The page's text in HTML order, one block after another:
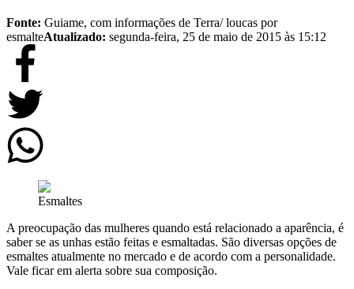
Fonte: Guiame, com informações de Terra/ loucas por
esmalteAtualizado: segunda-feira, 25 de maio de 2015 às 15:12
Esmaltes
A preocupação das mulheres quando está relacionado a aparência, é
saber se as unhas estão feitas e esmaltadas. São diversas opções de
esmaltes atualmente no mercado e de acordo com a personalidade.
Vale ficar em alerta sobre sua composição.